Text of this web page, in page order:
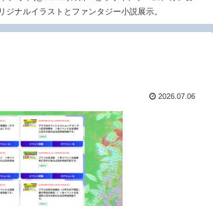
ジナルイラストとファンタジー小説展示。
2026.07.06